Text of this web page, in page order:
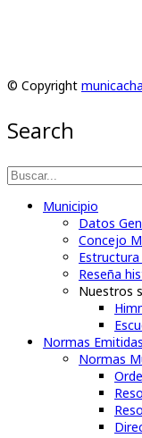
© Copyright
Search
Municipio
Datos
Concejo
Estructura
Reseña
Nuestros
Normas Emitidas
Normas